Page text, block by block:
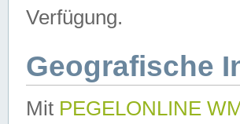
Verfügung.
Geografische
Mit PEGELONLINE